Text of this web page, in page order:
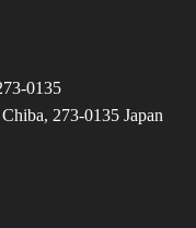
0135
273-0135 Japan